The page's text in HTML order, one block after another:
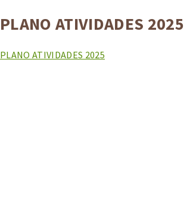
PLANO ATIVIDADES 2025
PLANO ATIVIDADES 2025